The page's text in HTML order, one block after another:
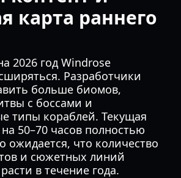
карта раннего
2026 год Windrose
Разработчики
больше биомов,
с боссами и
типы кораблей. Текущая
50–70 часов полностью
ожидается, что количество
и сюжетных линий
в течение года.